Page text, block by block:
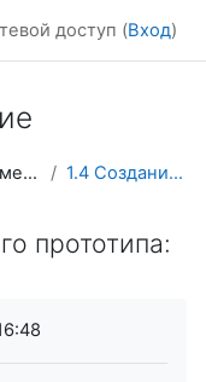
доступ (Вход)
Семестр 2: Фулстек-разработка 1.4 Создание графического прототипа: Лабораторная ...
прототипа: